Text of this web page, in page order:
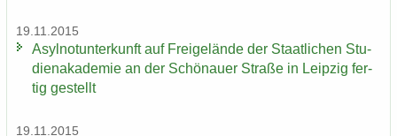
19.11.2015
Asyl­not­un­ter­kunft auf Frei­ge­län­de der Staat­li­chen Stu­
di­en­aka­de­mie an der Schö­nau­er Stra­ße in Leip­zig fer­
tig ge­stellt
19.11.2015